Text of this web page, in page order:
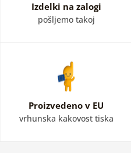
Izdelki na zalogi
pošljemo takoj
Proizvedeno v EU
vrhunska kakovost tiska